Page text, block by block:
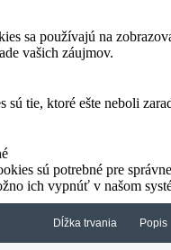
sa používajú na
vašich záujmov.
sú tie, ktoré ešte neboli
sú potrebné pre
ich vypnúť v našom
Dĺžka trvania Popis